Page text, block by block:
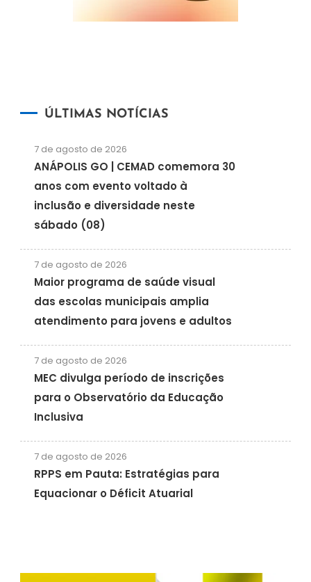
ÚLTIMAS NOTÍCIAS
7 de agosto de 2026
ANÁPOLIS GO | CEMAD comemora 30
anos com evento voltado à
inclusão e diversidade neste
sábado (08)
7 de agosto de 2026
Maior programa de saúde visual
das escolas municipais amplia
atendimento para jovens e adultos
7 de agosto de 2026
MEC divulga período de inscrições
para o Observatório da Educação
Inclusiva
7 de agosto de 2026
RPPS em Pauta: Estratégias para
Equacionar o Déficit Atuarial